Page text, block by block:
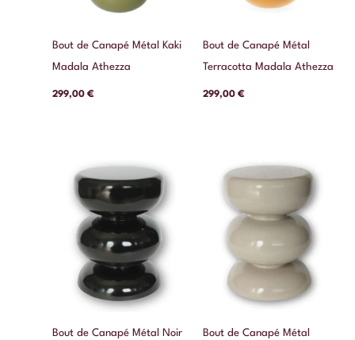
Bout de Canapé Métal Kaki
Madala Athezza
299,00€
Bout de Canapé Métal
Terracotta Madala Athezza
299,00 €
Bout de Canapé Métal Noir Bout de Canapé Métal